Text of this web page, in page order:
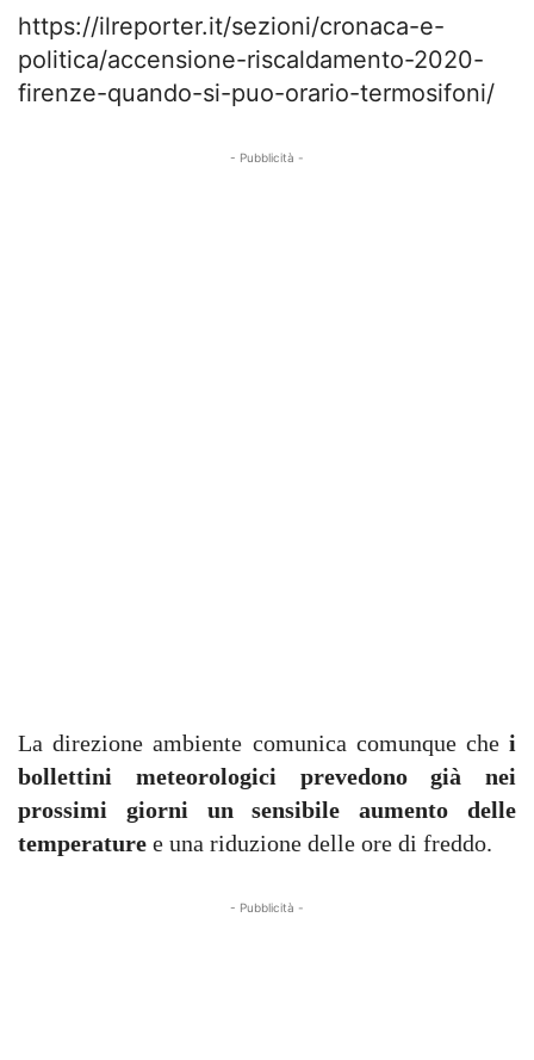
https://ilreporter.it/sezioni/cronaca-e-
politica/accensione-riscaldamento-2020-
firenze-quando-si-puo-orario-termosifoni/
- Pubblicità -
La direzione ambiente comunica comunque che i
bollettini meteorologici prevedono già nei
prossimi giorni un sensibile aumento delle
temperature e una riduzione delle ore di freddo.
- Pubblicità -